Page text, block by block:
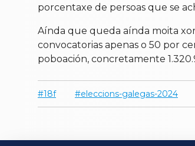
porcentaxe de persoas que se
Aínda que queda aínda moita
convocatorias apenas o 50 por
poboación, concretamente
18f eleccions-galegas-2024